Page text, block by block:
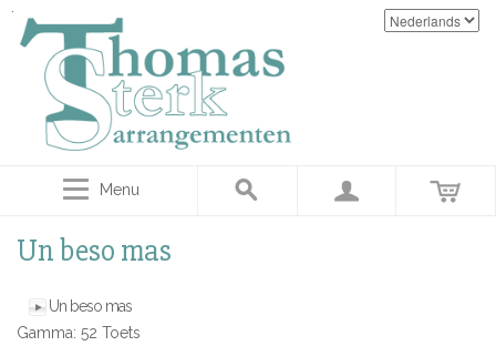
Menu
Un beso mas
Un beso mas
Gamma: 52 Toets